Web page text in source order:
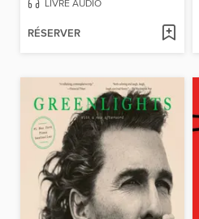
LIVRE AUDIO
RÉSERVER